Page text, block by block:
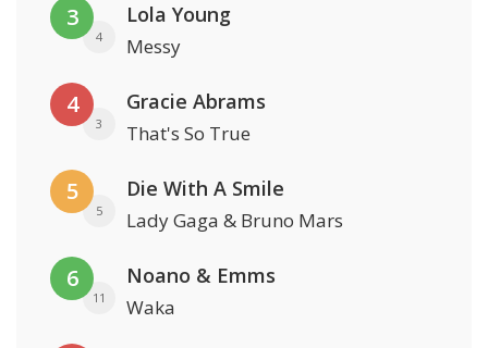
3
4
Lola Young
Messy
4
3
Gracie Abrams
That's So True
5
5
Die With A Smile
Lady Gaga & Bruno Mars
6
11
Noano & Emms
Waka